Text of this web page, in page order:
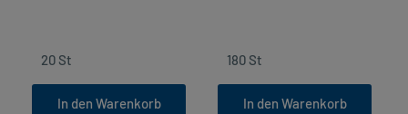
In den Warenkorb In den Warenkorb